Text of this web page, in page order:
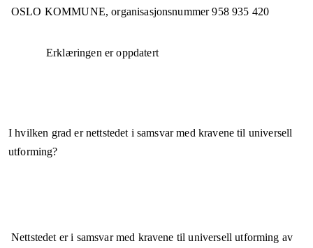
OSLO KOMMUNE,organisasjonsnummer 958 935 420
Erklæringen er oppdatert
I hvilken grad er nettstedet i samsvar med kravene til universell
utforming?
Nettstedet eri samsvarmed kravene til universell utforming av